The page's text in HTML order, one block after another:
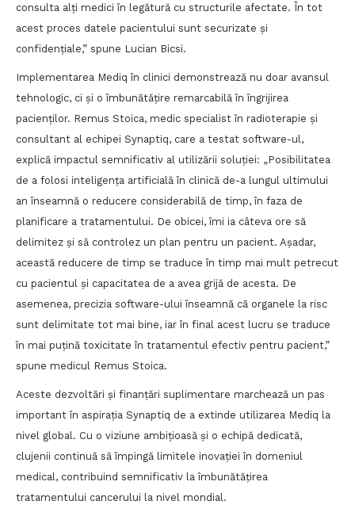
consulta alți medici în legătură cu structurile afectate. În tot
acest proces datele pacientului sunt securizate și
confidențiale,” spune Lucian Bicsi.
Implementarea Mediq în clinici demonstrează nu doar avansul
tehnologic, ci și o îmbunătățire remarcabilă în îngrijirea
pacienților. Remus Stoica, medic specialist în radioterapie și
consultant al echipei Synaptiq, care a testat software-ul,
explică impactul semnificativ al utilizării soluției: „Posibilitatea
de a folosi inteligența artificială în clinică de-a lungul ultimului
an înseamnă o reducere considerabilă de timp, în faza de
planificare a tratamentului. De obicei, îmi ia câteva ore să
delimitez și să controlez un plan pentru un pacient. Așadar,
această reducere de timp se traduce în timp mai mult petrecut
cu pacientul și capacitatea de a avea grijă de acesta. De
asemenea, precizia software-ului înseamnă că organele la risc
sunt delimitate tot mai bine, iar în final acest lucru se traduce
în mai puțină toxicitate în tratamentul efectiv pentru pacient,”
spune medicul Remus Stoica.
Aceste dezvoltări și finanțări suplimentare marchează un pas
important în aspirația Synaptiq de a extinde utilizarea Mediq la
nivel global. Cu o viziune ambițioasă și o echipă dedicată,
clujenii continuă să împingă limitele inovației în domeniul
medical, contribuind semnificativ la îmbunătățirea
tratamentului cancerului la nivel mondial.